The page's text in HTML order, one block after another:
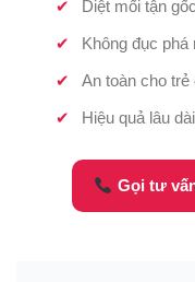
Diệt mối tận
Không đục
An toàn cho
Hiệu quả lâu
Gọi tư